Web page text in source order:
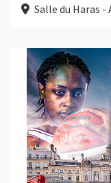
Salle du Haras -
Plus d'information